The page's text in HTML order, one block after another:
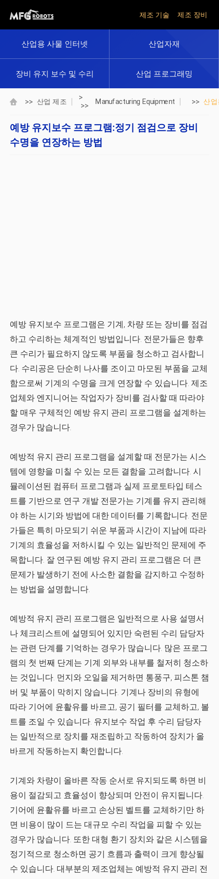
제조 기술 제조 장비
산업용 사물 인터넷 산업자재
장비 유지 보수 및 수리 산업 프로그래밍
>> 산업 제조
>
>>
Manufacturing Equipment >> 산업
예방 유지보수 프로그램:정기 점검으로 장비
수명을 연장하는 방법
예방 유지보수 프로그램은 기계, 차량 또는 장비를 점검
하고 수리하는 체계적인 방법입니다. 전문가들은 향후
큰 수리가 필요하지 않도록 부품을 청소하고 검사합니
다. 수리공은 단순히 나사를 조이고 마모된 부품을 교체
함으로써 기계의 수명을 크게 연장할 수 있습니다. 제조
업체와 엔지니어는 작업자가 장비를 검사할 때 따라야
할 매우 구체적인 예방 유지 관리 프로그램을 설계하는
경우가 많습니다.
예방적 유지 관리 프로그램을 설계할 때 전문가는 시스
템에 영향을 미칠 수 있는 모든 결함을 고려합니다. 시
뮬레이션된 컴퓨터 프로그램과 실제 프로토타입 테스
트를 기반으로 연구 개발 전문가는 기계를 유지 관리해
야 하는 시기와 방법에 대한 데이터를 기록합니다. 전문
가들은 특히 마모되기 쉬운 부품과 시간이 지남에 따라
기계의 효율성을 저하시킬 수 있는 일반적인 문제에 주
목합니다. 잘 연구된 예방 유지 관리 프로그램은 더 큰
문제가 발생하기 전에 사소한 결함을 감지하고 수정하
는 방법을 설명합니다.
예방적 유지 관리 프로그램은 일반적으로 사용 설명서
나 체크리스트에 설명되어 있지만 숙련된 수리 담당자
는 관련 단계를 기억하는 경우가 많습니다. 많은 프로그
램의 첫 번째 단계는 기계 외부와 내부를 철저히 청소하
는 것입니다. 먼지와 오일을 제거하면 통풍구, 피스톤 챔
버 및 부품이 막히지 않습니다. 기계나 장비의 유형에
따라 기어에 윤활유를 바르고, 공기 필터를 교체하고, 볼
트를 조일 수 있습니다. 유지보수 작업 후 수리 담당자
는 일반적으로 장치를 재조립하고 작동하여 장치가 올
바르게 작동하는지 확인합니다.
기계와 차량이 올바른 작동 순서로 유지되도록 하면 비
용이 절감되고 효율성이 향상되며 안전이 유지됩니다.
기어에 윤활유를 바르고 손상된 벨트를 교체하기만 하
면 비용이 많이 드는 대규모 수리 작업을 피할 수 있는
경우가 많습니다. 또한 대형 환기 장치와 같은 시스템을
정기적으로 청소하면 공기 흐름과 출력이 크게 향상될
수 있습니다. 대부분의 제조업체는 예방적 유지 관리 전